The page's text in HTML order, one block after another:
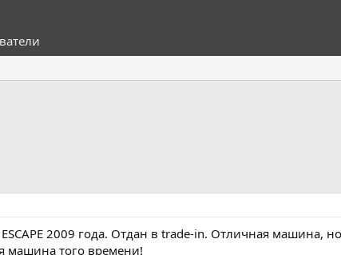
2009 года. Отдан в trade-in. Отличная машина,
машина того времени!